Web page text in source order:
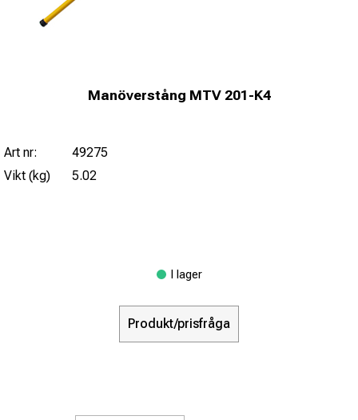
Manöverstång MTV 201-K4
Art nr:
49275
Vikt (kg)
5.02
I lager
Produkt/prisfråga